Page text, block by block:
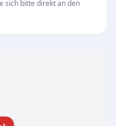
die sowohl
Zuhause, die
sich bitte direkt an den